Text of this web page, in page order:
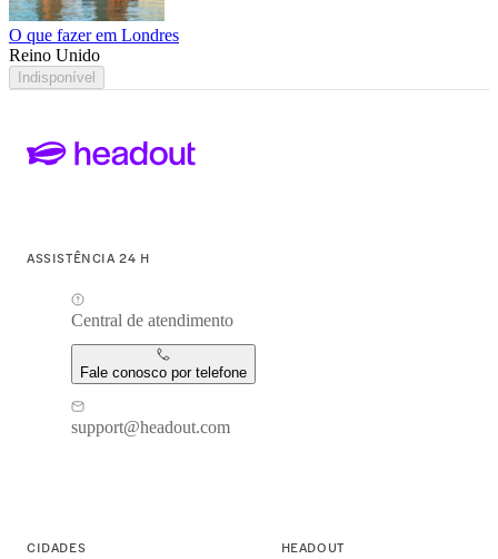
O que fazer em Londres
Reino Unido
Indisponível
ASSISTÊNCIA 24 H
Central de atendimento
Fale conosco por telefone
support@headout.com
CIDADES HEADOUT